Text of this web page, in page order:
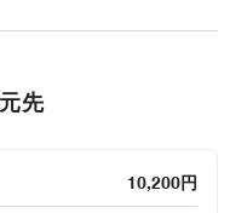
先
10,200円